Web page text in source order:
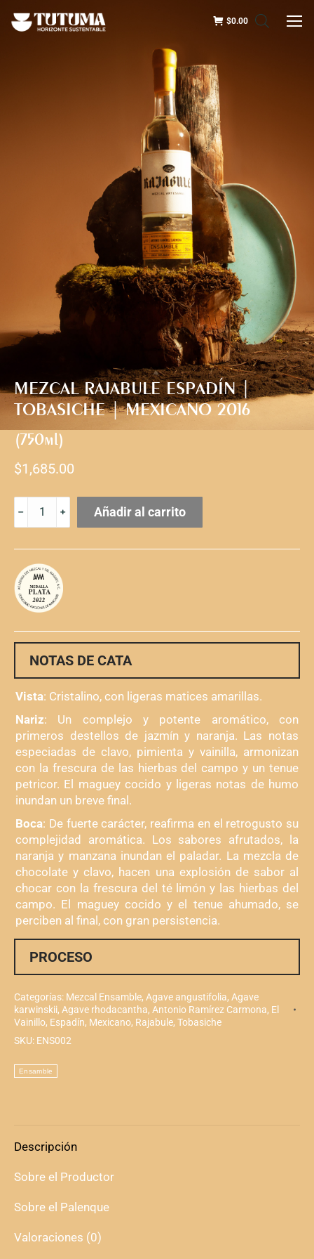
$0.00
MEZCAL RAJABULE ESPADÍN |
TOBASICHE | MEXICANO 2016
(750ml)
$1,685.00
MEZCAL
RAJABULE
|
TOBASICHE
|
MEXICANO
2016
cantidad
Añadir al carrito
NOTAS DE CATA
Vista: Cristalino, con ligeras matices amarillas.
Nariz: Un complejo y potente aromático, con
primeros destellos de jazmín y naranja. Las notas
especiadas de clavo, pimienta y vainilla, armonizan
con la frescura de las hierbas del campo y un tenue
petricor. El maguey cocido y ligeras notas de humo
inundan un breve final.
Boca: De fuerte carácter, reafirma en el retrogusto su
complejidad aromática. Los sabores afrutados, la
naranja y manzana inundan el paladar. La mezcla de
chocolate y clavo, hacen una explosión de sabor al
chocar con la frescura del té limón y las hierbas del
campo. El maguey cocido y el tenue ahumado, se
perciben al final, con gran persistencia.
PROCESO
Categorías: Mezcal Ensamble, Agave angustifolia, Agave
karwinskii, Agave rhodacantha, Antonio Ramírez Carmona, El
Vainillo, Espadín, Mexicano, Rajabule, Tobasiche
SKU: ENS002
Descripción
Sobre el Productor
Sobre el Palenque
Valoraciones (0)